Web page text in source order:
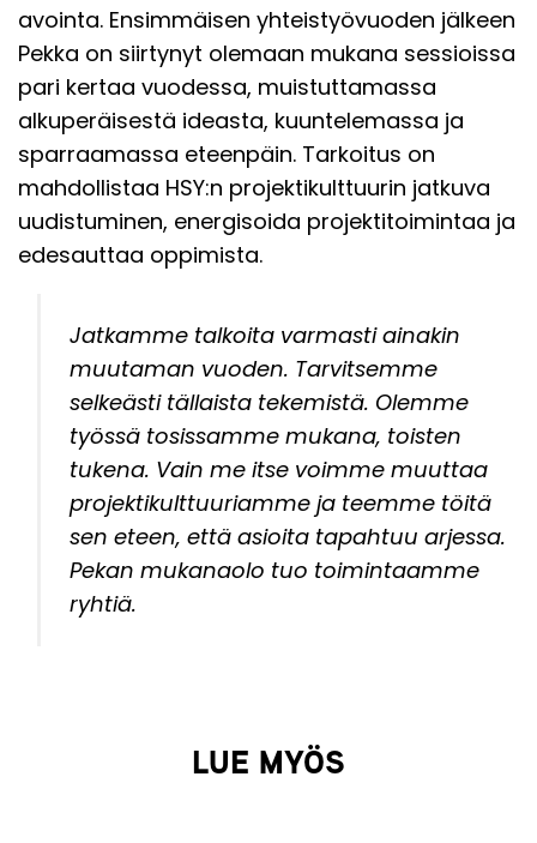
avointa. Ensimmäisen yhteistyövuoden jälkeen
Pekka on siirtynyt olemaan mukana sessioissa
pari kertaa vuodessa, muistuttamassa
alkuperäisestä ideasta, kuuntelemassa ja
sparraamassa eteenpäin. Tarkoitus on
mahdollistaa HSY:n projektikulttuurin jatkuva
uudistuminen, energisoida projektitoimintaa ja
edesauttaa oppimista.
Jatkamme talkoita varmasti ainakin
muutaman vuoden. Tarvitsemme
selkeästi tällaista tekemistä. Olemme
työssä tosissamme mukana, toisten
tukena. Vain me itse voimme muuttaa
projektikulttuuriamme ja teemme töitä
sen eteen, että asioita tapahtuu arjessa.
Pekan mukanaolo tuo toimintaamme
ryhtiä.
LUE MYÖS